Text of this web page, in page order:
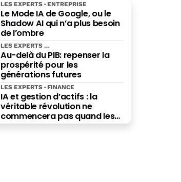
Le Mode IA de Google, ou le
Shadow AI qui n’a plus besoin
de l’ombre
LES EXPERTS ENTREPRISE
Au-delà du PIB: repenser la
prospérité pour les
générations futures
LES EXPERTS
IA et gestion d’actifs : la
véritable révolution ne
commencera pas quand les
robots remplaceront les
LES EXPERTS FINANCE